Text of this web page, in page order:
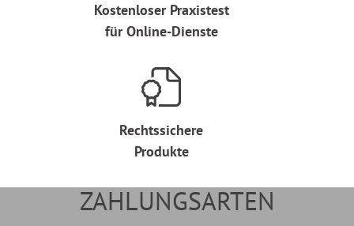
Kostenloser Praxistest
für Online-Dienste
Rechtssichere
Produkte
ZAHLUNGSARTEN